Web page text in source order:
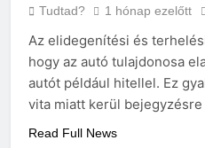
Tudtad? 1 hónap ezelőtt
Az elidegenítési és
hogy az autó tulajdonosa
autót például hitellel. Ez
vita miatt kerül bejegyzésre
Read Full News